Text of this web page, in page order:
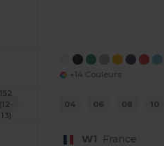
152
(12-
13)
+14 Couleurs
04 06 08 10
W1 France